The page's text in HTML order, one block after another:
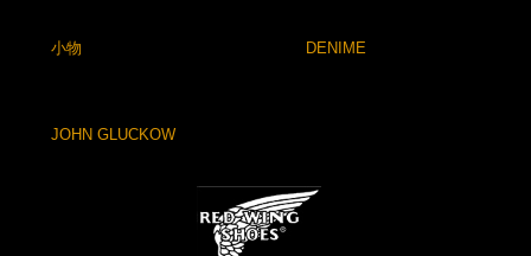
小物 DENIME
JOHN GLUCKOW